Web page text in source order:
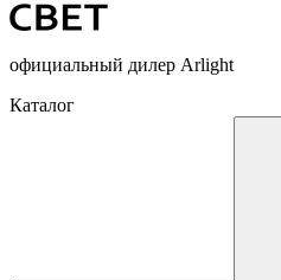
официальный дилер Arlight
Каталог